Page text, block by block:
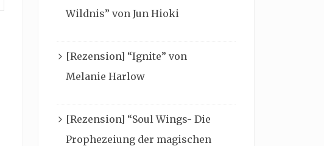
Wildnis” von Jun Hioki
[Rezension] “Ignite” von
Melanie Harlow
[Rezension] “Soul Wings- Die
Prophezeiung der magischen